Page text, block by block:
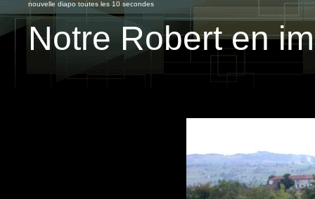
nouvelle diapo toutes les 10 secondes
Notre Robert en